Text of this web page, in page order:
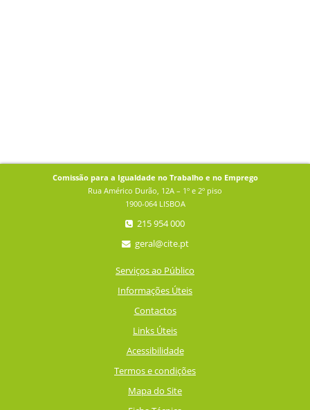
Comissão para a Igualdade no Trabalho e no Emprego
Rua Américo Durão, 12A – 1º e 2º piso
1900-064 LISBOA
215 954 000
geral@cite.pt
Serviços ao Público
Informações Úteis
Contactos
Links Úteis
Acessibilidade
Termos e condições
Mapa do Site